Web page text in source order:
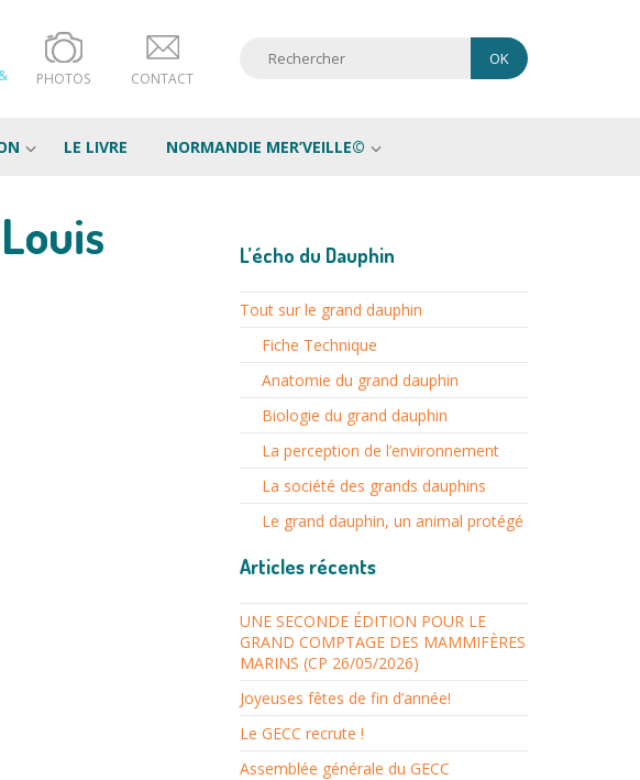
PHOTOS CONTACT
LE LIVRE NORMANDIE MER’VEILLE©
L’écho du Dauphin
Tout sur le grand dauphin
Fiche Technique
Anatomie du grand dauphin
Biologie du grand dauphin
La perception de l’environnement
La société des grands dauphins
Le grand dauphin, un animal protégé
Articles récents
UNE SECONDE ÉDITION POUR LE
GRAND COMPTAGE DES MAMMIFÈRES
MARINS (CP 26/05/2026)
Joyeuses fêtes de fin d’année!
Le GECC recrute !
Assemblée générale du GECC